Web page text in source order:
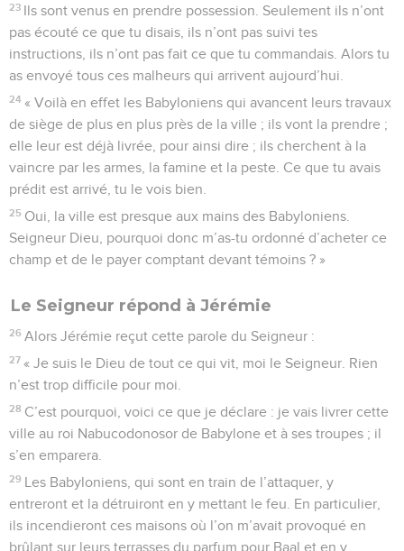
23 Ils sont venus en prendre possession. Seulement ils n’ont
pas écouté ce que tu disais, ils n’ont pas suivi tes
instructions, ils n’ont pas fait ce que tu commandais. Alors tu
as envoyé tous ces malheurs qui arrivent aujourd’hui.
24 « Voilà en effet les Babyloniens qui avancent leurs travaux
de siège de plus en plus près de la ville ; ils vont la prendre ;
elle leur est déjà livrée, pour ainsi dire ; ils cherchent à la
vaincre par les armes, la famine et la peste. Ce que tu avais
prédit est arrivé, tu le vois bien.
25 Oui, la ville est presque aux mains des Babyloniens.
Seigneur Dieu, pourquoi donc m’as-tu ordonné d’acheter ce
champ et de le payer comptant devant témoins ? »
Le Seigneur répond à Jérémie
26 Alors Jérémie reçut cette parole du Seigneur :
27 « Je suis le Dieu de tout ce qui vit, moi le Seigneur. Rien
n’est trop difficile pour moi.
28 C’est pourquoi, voici ce que je déclare : je vais livrer cette
ville au roi Nabucodonosor de Babylone et à ses troupes ; il
s’en emparera.
29 Les Babyloniens, qui sont en train de l’attaquer, y
entreront et la détruiront en y mettant le feu. En particulier,
ils incendieront ces maisons où l’on m’avait provoqué en
brûlant sur leurs terrasses du parfum pour Baal et en y